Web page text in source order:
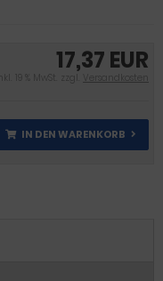
17,37 EUR
inkl. 19 % MwSt. zzgl. Versandkosten
IN DEN WARENKORB